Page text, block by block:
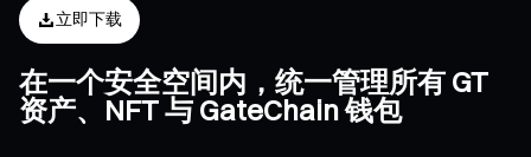
立即下载
在一个安全空间内，统一管理所有 GT
资产、NFT 与 GateChain 钱包